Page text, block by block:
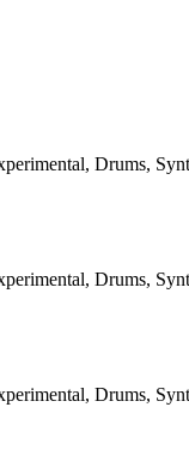
Drums,
Drums,
Drums,